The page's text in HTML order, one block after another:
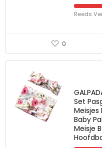
Reeds
0
Set
Baby
Meisje